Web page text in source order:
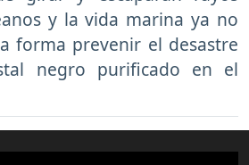
y la vida marina ya no
forma prevenir el desastre
negro purificado en el